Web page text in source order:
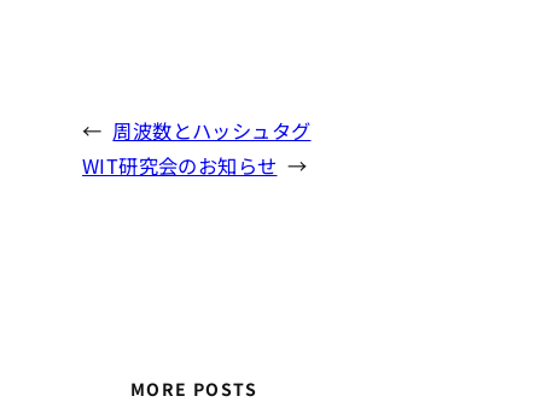
← 周波数とハッシュタグ
WIT研究会のお知らせ →
MORE POSTS